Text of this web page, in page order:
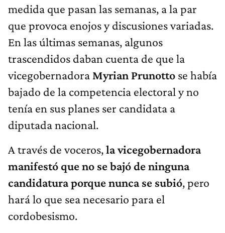
medida que pasan las semanas, a la par
que provoca enojos y discusiones variadas.
En las últimas semanas, algunos
trascendidos daban cuenta de que la
vicegobernadora Myrian Prunotto se había
bajado de la competencia electoral y no
tenía en sus planes ser candidata a
diputada nacional.
A través de voceros,la vicegobernadora
manifestó que no se bajó de ninguna
candidatura porque nunca se subió, pero
hará lo que sea necesario para el
cordobesismo.